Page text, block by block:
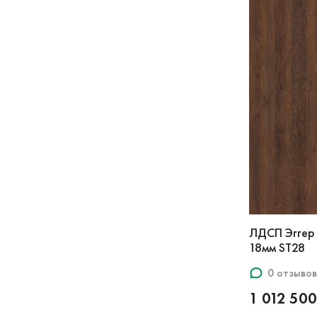
ЛДСП Эггер
18мм ST28
0 отзывов
1 012